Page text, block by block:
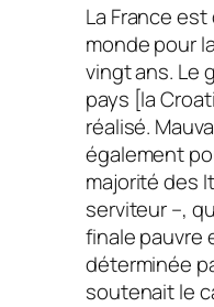
La France
monde pour
vingt ans. Le
pays [la
réalisé.
également
majorité des
serviteur –,
finale pauvre
déterminée
soutenait le